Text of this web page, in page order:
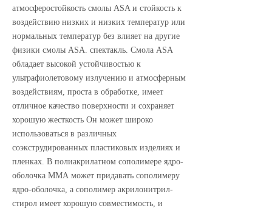
атмосферостойкость смолы ASA и стойкость к
воздействию низких и низких температур или
нормальных температур без влияет на другие
физики смолы ASA. спектакль. Смола ASA
обладает высокой устойчивостью к
ультрафиолетовому излучению и атмосферным
воздействиям, проста в обработке, имеет
отличное качество поверхности и сохраняет
хорошую жесткость Он может широко
использоваться в различных
соэкструдированных пластиковых изделиях и
пленках. В полиакрилатном сополимере ядро-
оболочка ММА может придавать сополимеру
ядро-оболочка, а сополимер акрилонитрил-
стирол имеет хорошую совместимость, и